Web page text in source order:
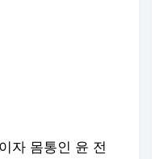
자 몸통인 윤 전